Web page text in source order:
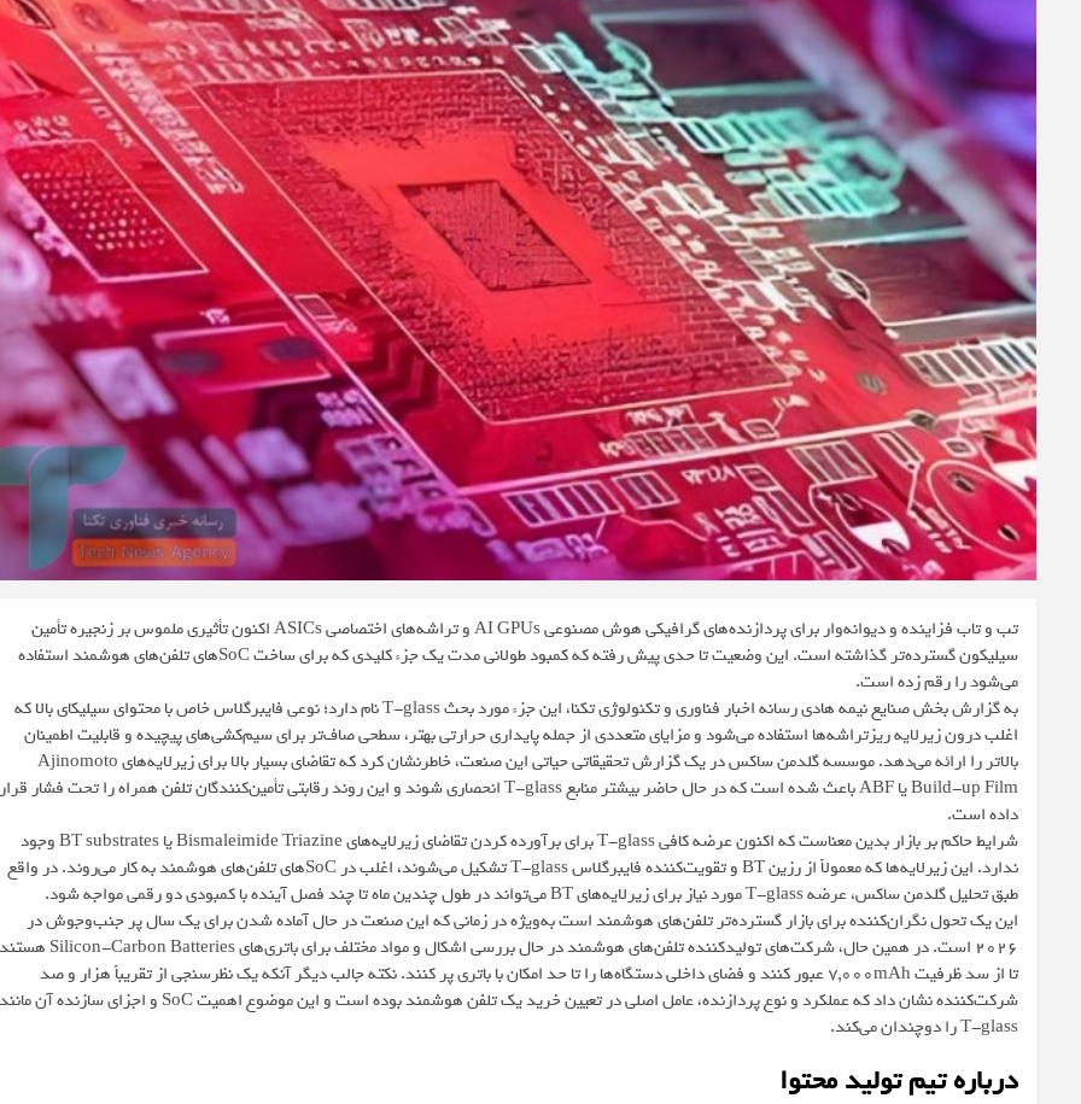
تب و تاب فزاینده و دیوانه‌وار برای پردازنده‌های گرافیکی هوش مصنوعی AI GPUs و تراشه‌های اختصاصی ASICs اکنون تأثیری ملموس بر زنجیره تأمین
سیلیکون گسترده‌تر گذاشته است. این وضعیت تا حدی پیش رفته که کمبود طولانی مدت یک جزء کلیدی که برای ساخت SoCهای تلفن‌های هوشمند استفاده
می‌شود را رقم زده است.
به گزارش بخش صنایع نیمه هادی رسانه اخبار فناوری و تکنولوژی تکنا، این جزء مورد بحث T-glass نام دارد؛ نوعی فایبرگلاس خاص با محتوای سیلیکای بالا که
اغلب درون زیرلایه ریزتراشه‌ها استفاده می‌شود و مزایای متعددی از جمله پایداری حرارتی بهتر، سطحی صاف‌تر برای سیم‌کشی‌های پیچیده و قابلیت اطمینان
بالاتر را ارائه می‌دهد. موسسه گلدمن ساکس در یک گزارش تحقیقاتی حیاتی این صنعت، خاطرنشان کرد که تقاضای بسیار بالا برای زیرلایه‌های Ajinomoto
Build-up Film یا ABF باعث شده است که در حال حاضر بیشتر منابع T-glass انحصاری شوند و این روند رقابتی تأمین‌کنندگان تلفن همراه را تحت فشار قرار
داده است.
شرایط حاکم بر بازار بدین معناست که اکنون عرضه کافی T-glass برای برآورده کردن تقاضای زیرلایه‌های Bismaleimide Triazine یا BT substrates وجود
ندارد. این زیرلایه‌ها که معمولاً از رزین BT و تقویت‌کننده فایبرگلاس T-glass تشکیل می‌شوند، اغلب در SoCهای تلفن‌های هوشمند به کار می‌روند. در واقع
طبق تحلیل گلدمن ساکس، عرضه T-glass مورد نیاز برای زیرلایه‌های BT می‌تواند در طول چندین ماه تا چند فصل آینده با کمبودی دو رقمی مواجه شود.
این یک تحول نگران‌کننده برای بازار گسترده‌تر تلفن‌های هوشمند است به‌ویژه در زمانی که این صنعت در حال آماده شدن برای یک سال پر جنب‌وجوش در
۲۰۲۶ است. در همین حال، شرکت‌های تولیدکننده تلفن‌های هوشمند در حال بررسی اشکال و مواد مختلف برای باتری‌های Silicon-Carbon Batteries هستند
تا از سد ظرفیت ۷,۰۰۰mAh عبور کنند و فضای داخلی دستگاه‌ها را تا حد امکان با باتری پر کنند. نکته جالب دیگر آنکه یک نظرسنجی از تقریباً هزار و صد
شرکت‌کننده نشان داد که عملکرد و نوع پردازنده، عامل اصلی در تعیین خرید یک تلفن هوشمند بوده است و این موضوع اهمیت SoC و اجزای سازنده آن مانند
T-glass را دوچندان می‌کند.
درباره تیم تولید محتوا